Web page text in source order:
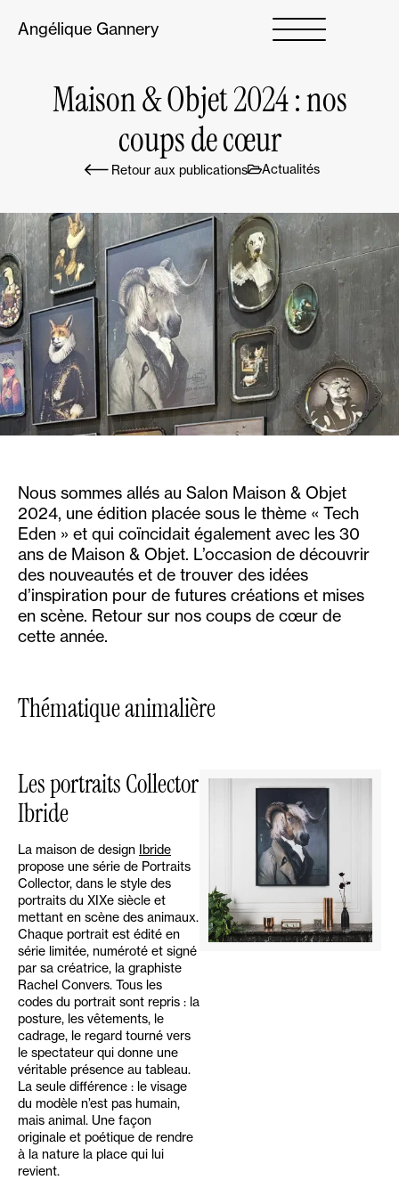
Angélique Gannery
Maison & Objet 2024 : nos
coups de cœur
Retour aux publications Actualités
Nous sommes allés au Salon Maison & Objet
2024, une édition placée sous le thème « Tech
Eden » et qui coïncidait également avec les 30
ans de Maison & Objet. L’occasion de découvrir
des nouveautés et de trouver des idées
d’inspiration pour de futures créations et mises
en scène. Retour sur nos coups de cœur de
cette année.
Thématique animalière
Les portraits Collector
Ibride
La maison de design Ibride
propose une série de Portraits
Collector, dans le style des
portraits du XIXe siècle et
mettant en scène des animaux.
Chaque portrait est édité en
série limitée, numéroté et signé
par sa créatrice, la graphiste
Rachel Convers. Tous les
codes du portrait sont repris : la
posture, les vêtements, le
cadrage, le regard tourné vers
le spectateur qui donne une
véritable présence au tableau.
La seule différence : le visage
du modèle n’est pas humain,
mais animal. Une façon
originale et poétique de rendre
à la nature la place qui lui
revient.